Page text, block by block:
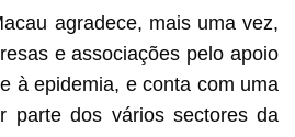
agradece, mais uma vez,
e associações pelo apoio
à epidemia, e conta com uma
parte dos vários sectores da